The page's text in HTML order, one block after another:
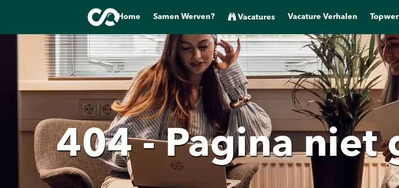
Home Samen Werven? Vacatures Vacature Verhalen
404 - Pagina niet